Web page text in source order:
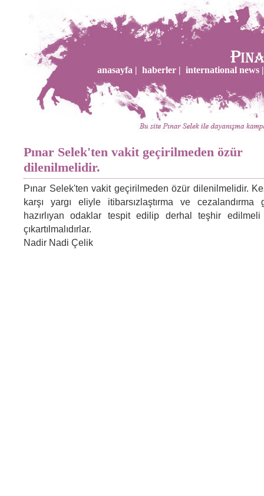
anasayfa | haberler | international news |
Pınar Selek'ten vakit geçirilmeden özür
dilenilmelidir.
Pınar Selek'ten vakit geçirilmeden özür dilenilmelidir.
karşı yargı eliyle itibarsızlaştırma ve
hazırlıyan odaklar tespit edilip derhal teşhir
çıkartılmalıdırlar.
Nadir Nadi Çelik